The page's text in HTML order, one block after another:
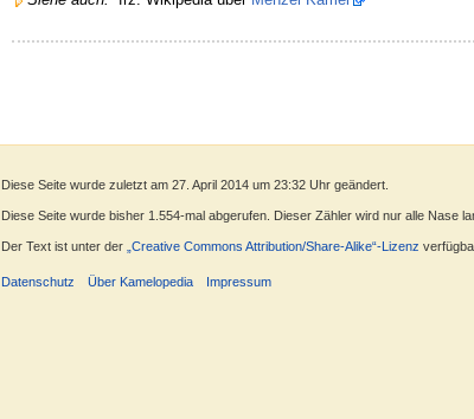
Diese Seite wurde zuletzt am 27. April 2014 um 23:32 Uhr geändert.
Diese Seite wurde bisher 1.554-mal abgerufen. Dieser Zähler wird nur alle Nase
Der Text ist unter der „Creative Commons Attribution/Share-Alike“-Lizenz
Datenschutz Über Kamelopedia Impressum